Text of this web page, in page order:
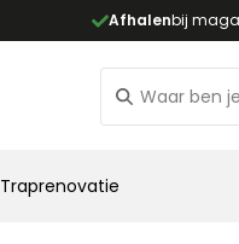
Afhalenbij
Traprenovatie